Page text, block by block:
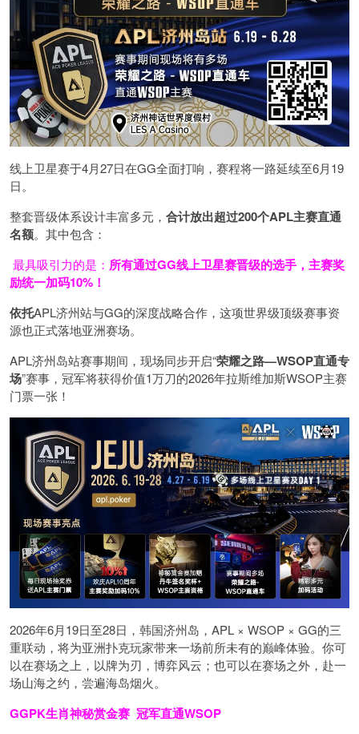
线上卫星赛于4月27日在GG全面打响，赛程将一路延续至6月19
日。
整套晋级体系设计丰富多元， 合计放出超过200个APL主赛直通
名额。其中包含：
最具吸引力的是： 所有通过GG线上卫星赛晋级的选手，主赛奖
励统一加码10% ！
依托APL济州站与GG的深度战略合作，这项世界级顶级赛事资
源也正式落地亚洲赛场。
APL济州岛站赛事期间，现场同步开启“荣耀之路—WSOP直通专
场”赛事，冠军将获得价值1万刀的2026年拉斯维加斯WSOP主赛
门票一张！
2026年6月19日至28日，韩国济州岛，APL × WSOP × GG的三
重联动，将为亚洲扑克玩家带来一场前所未有的巅峰体验。 你可
以在赛场之上，以牌为刃，博弈风云；也可以在赛场之外，赴一
场山海之约，尝遍海岛烟火。
GGPK生肖神秘赏金赛 冠军直通WSOP